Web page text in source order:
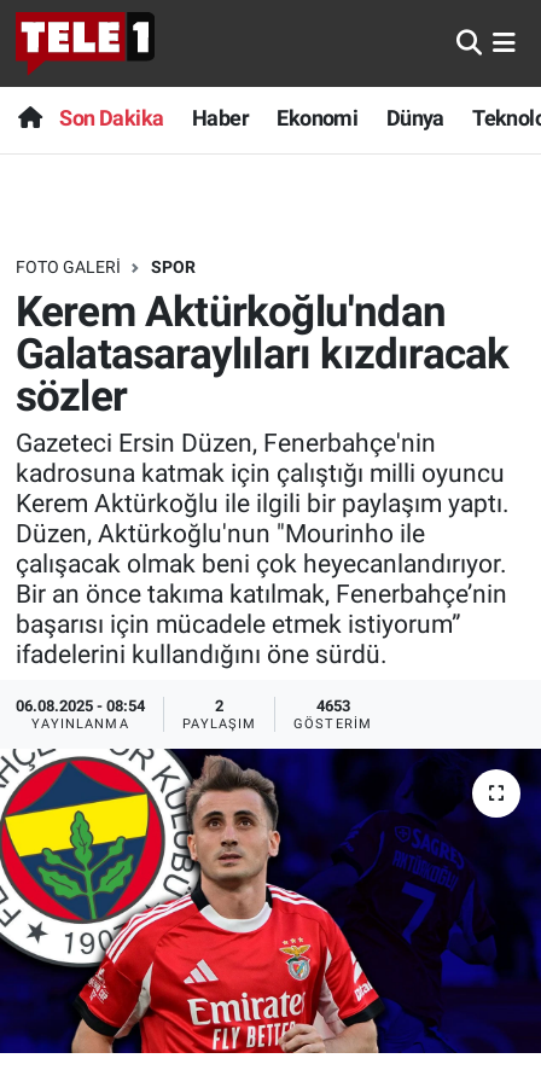
Son Dakika Haber Ekonomi Dünya
FOTO GALERI SPOR
Kerem Aktürkoğlu'ndan
Galatasaraylıları kızdıracak
sözler
Gazeteci Ersin Düzen, Fenerbahçe'nin
kadrosuna katmak için çalıştığı milli oyuncu
Kerem Aktürkoğlu ile ilgili bir paylaşım yaptı.
Düzen, Aktürkoğlu'nun "Mourinho ile
çalışacak olmak beni çok heyecanlandırıyor.
Bir an önce takıma katılmak, Fenerbahçe’nin
başarısı için mücadele etmek istiyorum”
ifadelerini kullandığını öne sürdü.
06.08.2025 - 08:54
YAYINLANMA
2
PAYLAŞIM
4653
GÖSTERIM
Anında Manşet
Başka Sohbetler
Bilim turu
Bilim ve Teknoloji Evreni
Doğa Konuşuyor
Dünya
Ege Saati
Ege'den Esintiler
Eğitim
Eğlence
Ekonomi
Forum
Gerçeğin İzinde
Gün Başlıyor
Gün Bitiyor
Son Dakika
Haber
Dünya
Teknoloji
Sağlık
Spor
Yayın Akışı
İletişim
Nöbetçi Eczaneler
Hava Durumu
Trafik Durumu
Süper Lig Puan Durumu ve Fikstür
Tüm Manşetler
Son Dakika Haberleri
Haber Arşivi